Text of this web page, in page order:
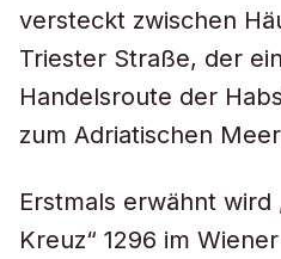
versteckt zwischen
Triester Straße, der
Handelsroute der
zum Adriatischen
Erstmals erwähnt wird
Kreuz“ 1296 im